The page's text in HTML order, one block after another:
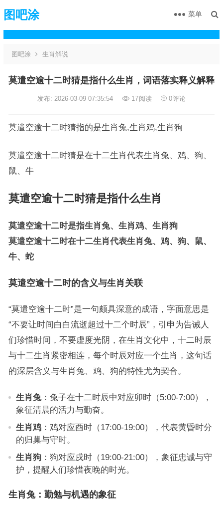
图吧涂 菜单
图吧涂 生肖解说
莫遣空逾十二时猜是指什么生肖，词语落实释义解释
发布: 2026-03-09 07:35:54 17阅读 0评论
莫遣空逾十二时猜指的是生肖兔,生肖鸡,生肖狗
莫遣空逾十二时猜是在十二生肖代表生肖兔、鸡、狗、
鼠、牛
莫遣空逾十二时猜是指什么生肖
莫遣空逾十二时是指生肖兔、生肖鸡、生肖狗
莫遣空逾十二时在十二生肖代表生肖兔、鸡、狗、鼠、
牛、蛇
莫遣空逾十二时的含义与生肖关联
“莫遣空逾十二时”是一句颇具深意的成语，字面意思是
“不要让时间白白流逝超过十二个时辰”，引申为告诫人
们珍惜时间，不要虚度光阴，在生肖文化中，十二时辰
与十二生肖紧密相连，每个时辰对应一个生肖，这句话
的深层含义与生肖兔、鸡、狗的特性尤为契合。
生肖兔：兔子在十二时辰中对应卯时（5:00-7:00），
象征清晨的活力与勤奋。
生肖鸡：鸡对应酉时（17:00-19:00），代表黄昏时分
的归巢与守时。
生肖狗：狗对应戌时（19:00-21:00），象征忠诚与守
护，提醒人们珍惜夜晚的时光。
生肖兔：勤勉与机遇的象征